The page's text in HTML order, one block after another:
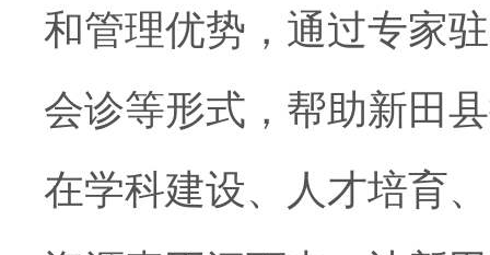
和管理优势，通过专家
会诊等形式，帮助新田
在学科建设、人才培育